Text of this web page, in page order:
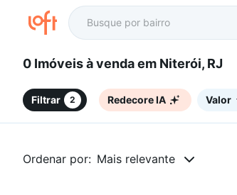
0 Imóveis à venda em Niterói, RJ
Filtrar 2 Redecore IA Valor
Ordenar por: Mais relevante